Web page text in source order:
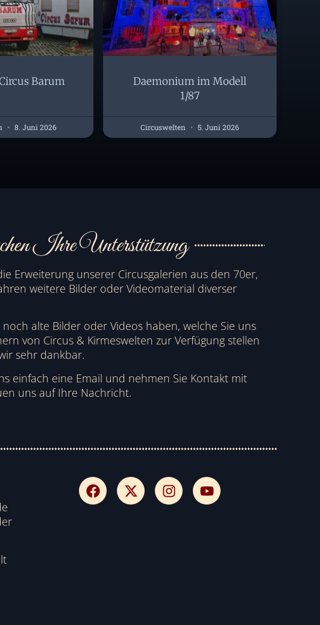
Barum
8. Juni 2026
Daemonium im Modell
1/87
Circuswelten 5. Juni 2026
Ihre Unterstützung
Erweiterung unserer Circusgalerien aus den 70er,
weitere Bilder oder Videomaterial diverser
alte Bilder oder Videos haben, welche Sie uns
von Circus & Kirmeswelten zur Verfügung stellen
sehr dankbar.
einfach eine Email und nehmen Sie Kontakt mit
uns auf Ihre Nachricht.